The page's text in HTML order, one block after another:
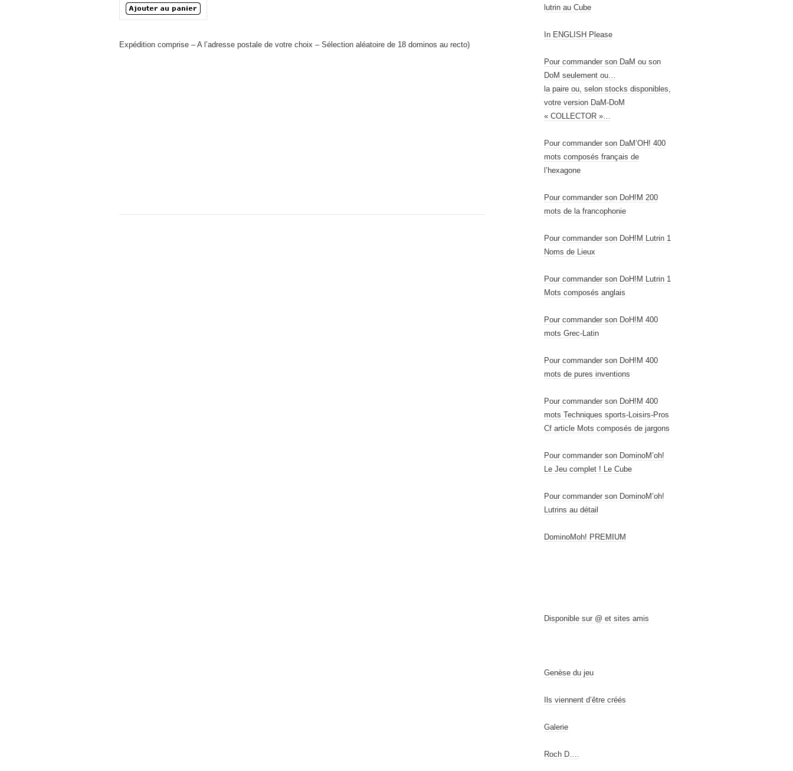
Expédition comprise – A l’adresse postale de votre choix – Sélection aléatoire de 18 dominos au recto)
lutrin au Cube
In ENGLISH Please
Pour commander son DaM ou son
DoM seulement ou…
la paire ou, selon stocks disponibles,
votre version DaM-DoM
« COLLECTOR »…
Pour commander son DaM’OH! 400
mots composés français de
l’hexagone
Pour commander son DoH!M 200
mots de la francophonie
Pour commander son DoH!M Lutrin 1
Noms de Lieux
Pour commander son DoH!M Lutrin 1
Mots composés anglais
Pour commander son DoH!M 400
mots Grec-Latin
Pour commander son DoH!M 400
mots de pures inventions
Pour commander son DoH!M 400
mots Techniques sports-Loisirs-Pros
Cf article Mots composés de jargons
Pour commander son DominoM’oh!
Le Jeu complet ! Le Cube
Pour commander son DominoM’oh!
Lutrins au détail
DominoMoh! PREMIUM
Disponible sur @ et sites amis
Genèse du jeu
Ils viennent d’être créés
Galerie
Roch D….